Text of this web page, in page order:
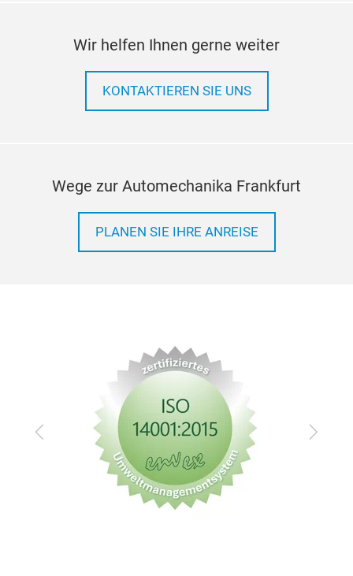
Wir helfen Ihnen gerne weiter
KONTAKTIEREN SIE UNS
Wege zur Automechanika Frankfurt
PLANEN SIE IHRE ANREISE
Zurück Vor